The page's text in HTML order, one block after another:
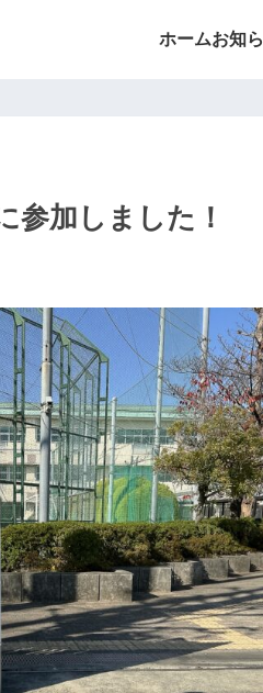
ホームお知
参加しました！